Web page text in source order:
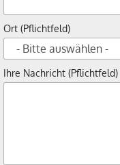
Ort (Pflichtfeld)
Ihre Nachricht (Pflichtfeld)